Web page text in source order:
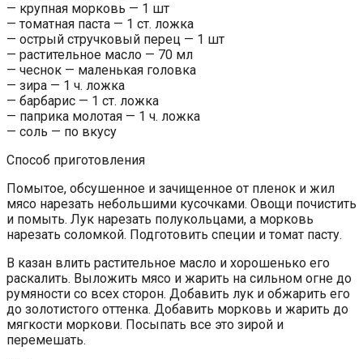
— крупная морковь — 1 шт
— томатная паста — 1 ст. ложка
— острый стручковый перец — 1 шт
— растительное масло — 70 мл
— чеснок — маленькая головка
— зира — 1 ч. ложка
— барбарис — 1 ст. ложка
— паприка молотая — 1 ч. ложка
— соль — по вкусу
Способ приготовления
Помытое, обсушенное и зачищенное от пленок и жил
мясо нарезать небольшими кусочками. Овощи почистить
и помыть. Лук нарезать полукольцами, а морковь
нарезать соломкой. Подготовить специи и томат пасту.
В казан влить растительное масло и хорошенько его
раскалить. Выложить мясо и жарить на сильном огне до
румяности со всех сторон. Добавить лук и обжарить его
до золотистого оттенка. Добавить морковь и жарить до
мягкости моркови. Посыпать все это зирой и
перемешать.